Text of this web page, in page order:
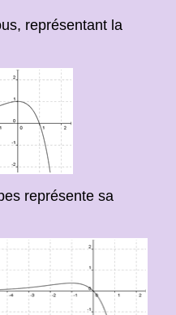
représentant la
représente sa